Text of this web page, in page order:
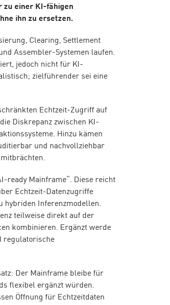
zu einer KI-fähigen
ihn zu ersetzen.
Clearing, Settlement
Assembler-Systemen laufen.
jedoch nicht für KI-
zielführender sei eine
Echtzeit-Zugriff auf
Diskrepanz zwischen KI-
Hinzu kämen
und nachvollziehbar
ready Mainframe“. Diese reicht
Echtzeit-Datenzugriffe
hybriden Inferenzmodellen.
teilweise direkt auf der
kombinieren. Ergänzt werde
regulatorische
Der Mainframe bleibe für
flexibel ergänzt würden.
Öffnung für Echtzeitdaten